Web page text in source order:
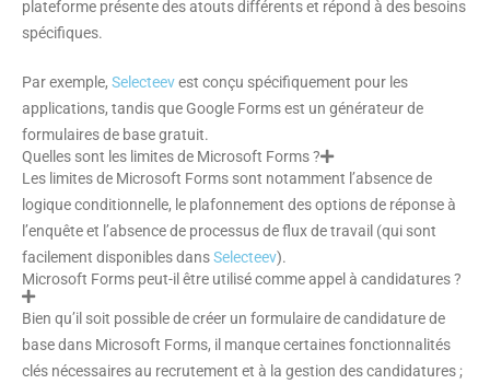
plateforme présente des atouts différents et répond à des besoins
spécifiques.
Par exemple, Selecteevest conçu spécifiquement pour les
applications, tandis que Google Forms est un générateur de
formulaires de base gratuit.
Quelles sont les limites de Microsoft Forms ?
Les limites de Microsoft Forms sont notamment l’absence de
logique conditionnelle, le plafonnement des options de réponse à
l’enquête et l’absence de processus de flux de travail (qui sont
facilement disponibles dansSelecteev).
Microsoft Forms peut-il être utilisé comme appel à candidatures ?
Bien qu’il soit possible de créer un formulaire de candidature de
base dans Microsoft Forms, il manque certaines fonctionnalités
clés nécessaires au recrutement et à la gestion des candidatures ;